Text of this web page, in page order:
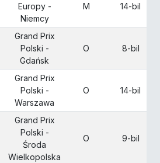
Europy -
Niemcy
M 14-bil
Grand Prix
Polski -
Gdańsk
O 8-bil
Grand Prix
Polski -
Warszawa
O 14-bil
Grand Prix
Polski -
Środa
Wielkopolska
O 9-bil